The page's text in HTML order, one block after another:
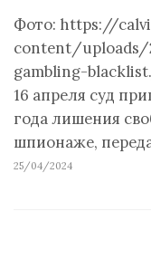
Фото: https://
content/
gambling-
16 апреля суд
года лишения
шпионаже,
25/04/2024